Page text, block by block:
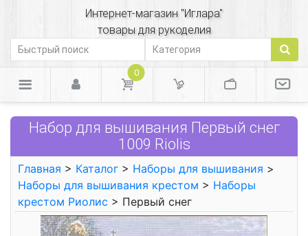
Интернет-магазин "Иглара"
товары для рукоделия
0
Набор для вышивания Первый снег
1009 Riolis
Главная > Каталог > Наборы для вышивания >
Наборы для вышивания крестом > Наборы
крестом Риолис > Первый снег